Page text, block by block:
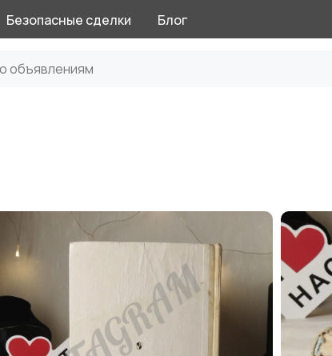
Безопасные сделки Блог